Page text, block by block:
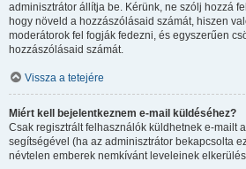
adminisztrátor állítja be. Kérünk, ne szólj hozzá
hogy növeld a hozzászólásaid számát, hiszen
moderátorok fel fogják fedezni, és egyszerűen
hozzászólásaid számát.
Vissza a tetejére
Miért kell bejelentkeznem e-mail küldéséhez?
Csak regisztrált felhasználók küldhetnek e-mailt
segítségével (ha az adminisztrátor bekapcsolta
névtelen emberek nemkívánt leveleinek